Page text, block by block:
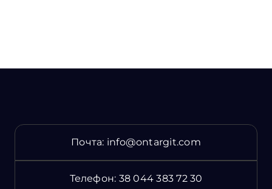
Почта: info@ontargit.com
Телефон: 38 044 383 72 30